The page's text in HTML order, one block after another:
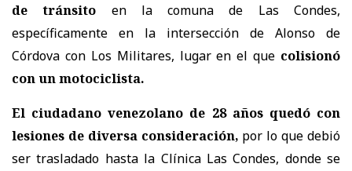
de tránsito en la comuna de Las Condes,
específicamente en la intersección de Alonso de
Córdova con Los Militares, lugar en el que colisionó
con un motociclista.
El ciudadano venezolano de 28 años quedó con
lesiones de diversa consideración, por lo que debió
ser trasladado hasta la Clínica Las Condes, donde se